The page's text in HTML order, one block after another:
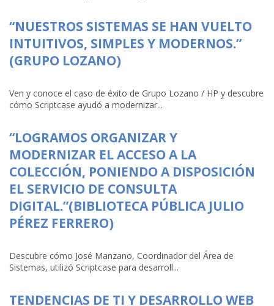
“NUESTROS SISTEMAS SE HAN VUELTO
INTUITIVOS, SIMPLES Y MODERNOS.”
(GRUPO LOZANO)
Ven y conoce el caso de éxito de Grupo Lozano / HP y descubre
cómo Scriptcase ayudó a modernizar...
“LOGRAMOS ORGANIZAR Y
MODERNIZAR EL ACCESO A LA
COLECCIÓN, PONIENDO A DISPOSICIÓN
EL SERVICIO DE CONSULTA
DIGITAL.”(BIBLIOTECA PÚBLICA JULIO
PÉREZ FERRERO)
Descubre cómo José Manzano, Coordinador del Área de
Sistemas, utilizó Scriptcase para desarroll...
TENDENCIAS DE TI Y DESARROLLO WEB